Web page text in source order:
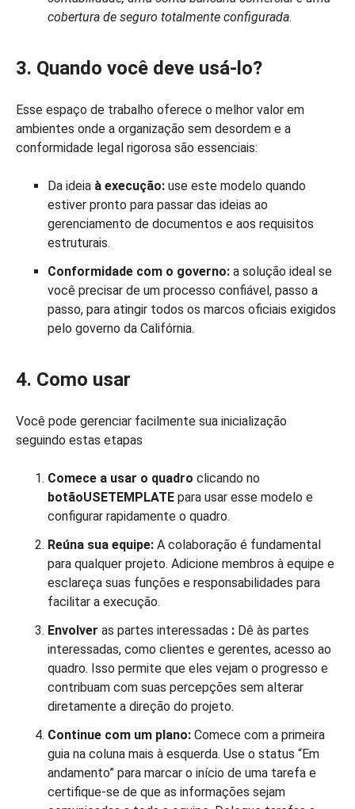
cobertura de seguro totalmente configurada.
3. Quando você deve usá-lo?
Esse espaço de trabalho oferece o melhor valor em
ambientes onde a organização sem desordem e a
conformidade legal rigorosa são essenciais:
Da ideia à execução: use este modelo quando
estiver pronto para passar das ideias ao
gerenciamento de documentos e aos requisitos
estruturais.
Conformidade com o governo: a solução ideal se
você precisar de um processo confiável, passo a
passo, para atingir todos os marcos oficiais exigidos
pelo governo da Califórnia.
4. Como usar
Você pode gerenciar facilmente sua inicialização
seguindo estas etapas
Comece a usar o quadro clicando no
botãoUSETEMPLATE para usar esse modelo e
configurar rapidamente o quadro.
Reúna sua equipe: A colaboração é fundamental
para qualquer projeto. Adicione membros à equipe e
esclareça suas funções e responsabilidades para
facilitar a execução.
Envolver as partes interessadas : Dê às partes
interessadas, como clientes e gerentes, acesso ao
quadro. Isso permite que eles vejam o progresso e
contribuam com suas percepções sem alterar
diretamente a direção do projeto.
Continue com um plano: Comece com a primeira
guia na coluna mais à esquerda. Use o status “Em
andamento” para marcar o início de uma tarefa e
certifique-se de que as informações sejam